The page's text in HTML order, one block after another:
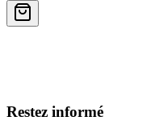
Restez informé